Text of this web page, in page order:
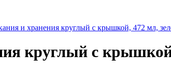
и хранения круглый с крышкой, 472 мл,
круглый с